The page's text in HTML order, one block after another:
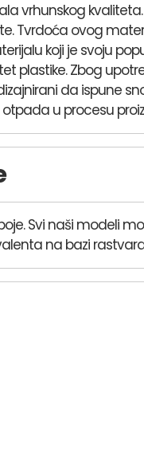
vrhunskog
Tvrdoća ovog
koji je svoju
plastike. Zbog
da ispune
u procesu
Svi naši modeli
na bazi